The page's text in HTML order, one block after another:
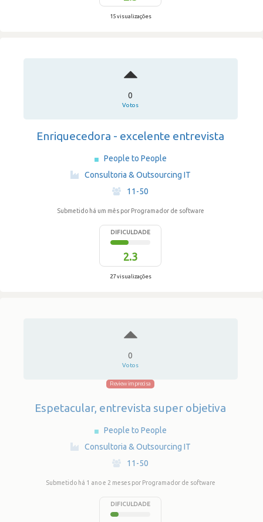
15 visualizações
0
Votos
Enriquecedora - excelente entrevista
People to People
·
Consultoria & Outsourcing IT
·
11-50
Submetido há um mês por Programador de software
DIFICULDADE
2.3
27 visualizações
0
Votos
Review imprecisa
Espetacular, entrevista super objetiva
People to People
·
Consultoria & Outsourcing IT
·
11-50
Submetido há 1 ano e 2 meses por Programador de software
DIFICULDADE